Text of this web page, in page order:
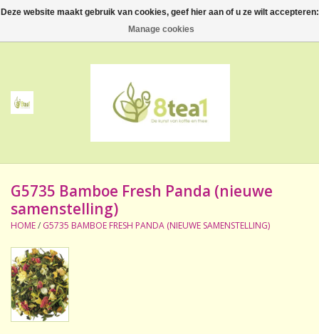
0 Artikelen - €--,--
Thee
Accessoires
NIEUW! Verpakte thee
BeppeDeli en 8tea1
Contact
G5735 Bamboe Fresh Panda (nieuwe
samenstelling)
HOME/ G5735 BAMBOE FRESH PANDA (NIEUWE SAMENSTELLING)
Deze website maakt gebruik van cookies, geef hier aan of u ze wilt accepteren:
Manage cookies